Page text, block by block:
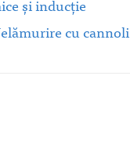
şi inducţie
cu cannoli